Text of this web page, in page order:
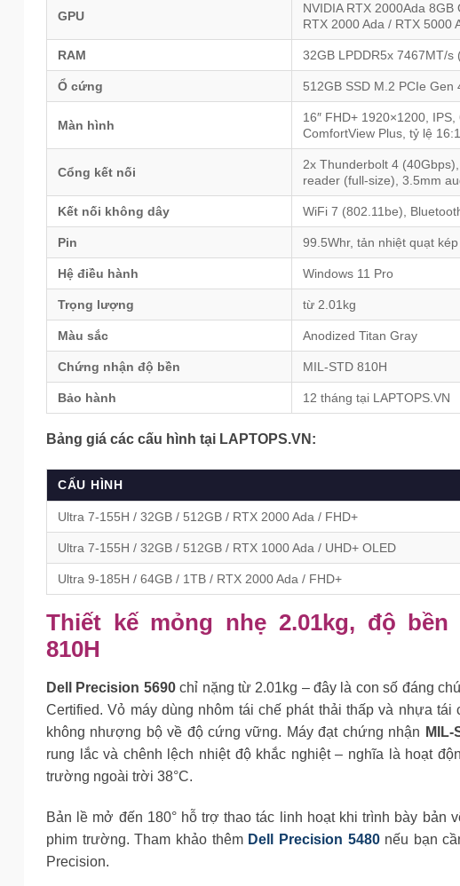
GPU
NVIDIA RTX 2000Ada
RTX 2000 Ada / RTX 5000
RAM 32GB LPDDR5x 7467MT/s
Ổ cứng 512GB SSD M.2 PCIe
Màn hình
16″ FHD+ 1920×1200,
ComfortView Plus, tỷ lệ
Cổng kết nối
2x Thunderbolt 4
reader (full-size), 3.5mm
Kết nối không dây WiFi 7 (802.11be),
Pin 99.5Whr, tản nhiệt quạt kép
Hệ điều hành Windows 11 Pro
Trọng lượng từ 2.01kg
Màu sắc Anodized Titan Gray
Chứng nhận độ bền MIL-STD 810H
Bảo hành 12 tháng tại LAPTOPS.VN
Bảng giá các cấu hình tại LAPTOPS.VN:
CẤU HÌNH
Ultra 7-155H / 32GB / 512GB / RTX 2000 Ada / FHD+
Ultra 7-155H / 32GB / 512GB / RTX 1000 Ada / UHD+ OLED
Ultra 9-185H / 64GB / 1TB / RTX 2000 Ada / FHD+
Thiết kế mỏng nhẹ 2.01kg, độ bền
810H
Dell Precision 5690chỉ nặng từ 2.01kg – đây là con số đáng
Certified. Vỏ máy dùng nhôm tái chế phát thải thấp và nhựa
không nhượng bộ về độ cứng vững. Máy đạt chứng nhận MIL-
rung lắc và chênh lệch nhiệt độ khắc nghiệt – nghĩa là hoạt
trường ngoài trời 38°C.
Bản lề mở đến 180° hỗ trợ thao tác linh hoạt khi trình bày bản
phim trường. Tham khảo thêm Dell Precision 5480nếu bạn
Precision.